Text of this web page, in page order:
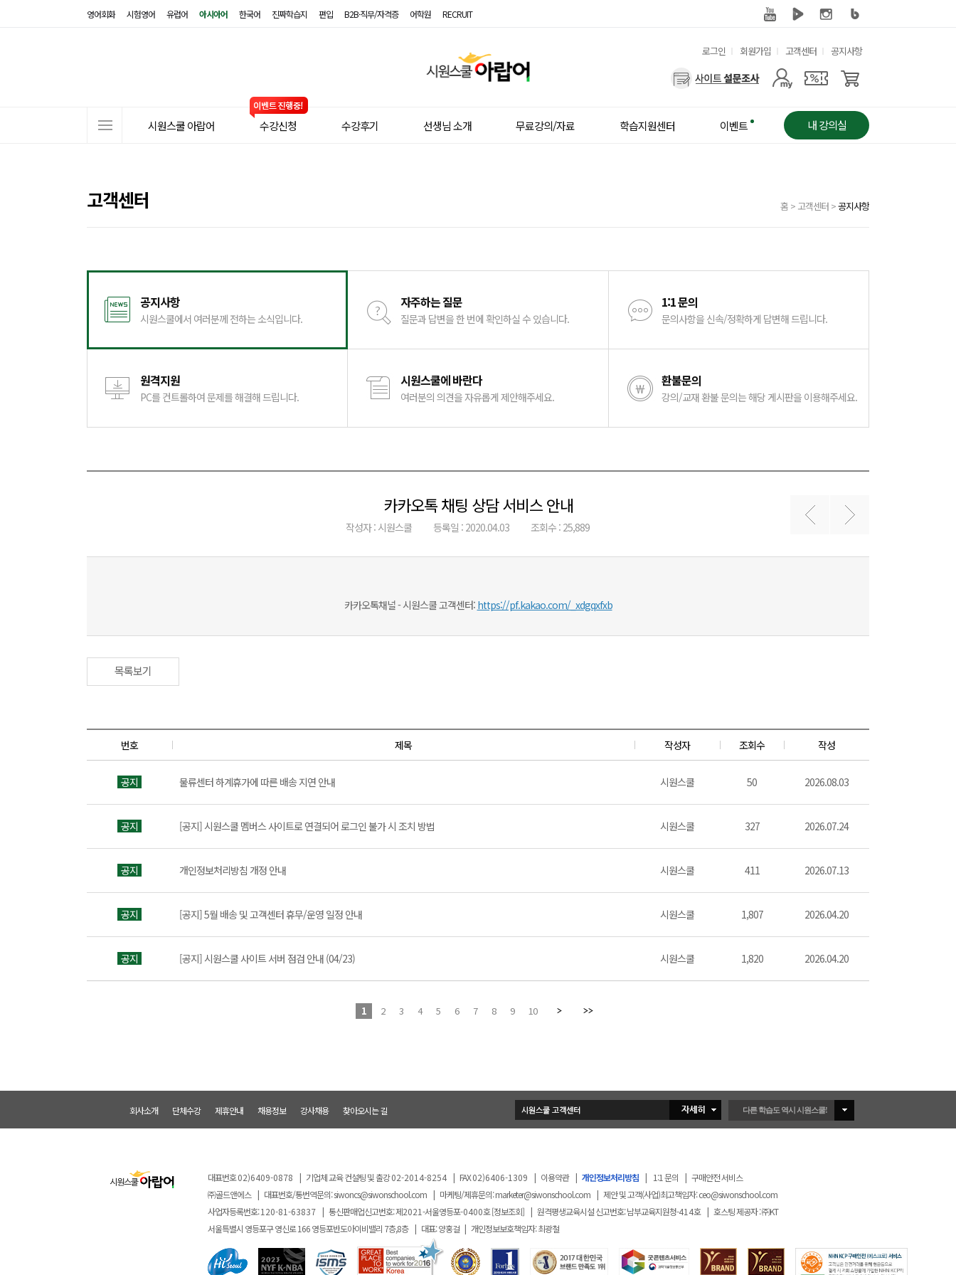
영어회화 시험영어 유럽어 아시아어 한국어 진짜학습지 편입 B2B·직무/자격증 어학원 RECRUIT
한
로그인 회원가입 고객센터
공지사항
사
용
뉴
시원스쿨 아랍어 수강신청 수강후기 선생님 소개 무료강의/자료 학습지원센터 이벤트 내 강의실
고객센터 홈 > 고객센터 >공지사항
공지사항
시원스쿨에서 여러분께 전하는 소식입니다.
자주하는 질문
질문과 답변을 한 번에 확인하실 수 있습니다.
1:1 문의
문의사항을 신속/정확하게 답변해 드립니다.
원격지원
PC를 컨트롤하여 문제를 해결해 드립니다.
시원스쿨에 바란다
여러분의 의견을 자유롭게 제안해주세요.
환불문의
강의/교재 환불 문의는 해당 게시판을 이용해주세요.
카카오톡 채팅 상담 서비스 안내
작성자 : 시원스쿨 등록일 : 2020.04.03 조회수 : 25,889
카카오톡채널 - 시원스쿨 고객센터: https://pf.kakao.com/_xdgqxfxb
목록보기
번호 제목 작성자 조회수 작성
공지 물류센터 하계휴가에 따른 배송 지연 안내 시원스쿨 50 2026.08.03
공지 [공지] 시원스쿨 멤버스 사이트로 연결되어 로그인 불가 시 조치 방법 시원스쿨 327 2026.07.24
공지 개인정보처리방침 개정 안내 시원스쿨 411 2026.07.13
공지 [공지] 5월 배송 및 고객센터 휴무/운영 일정 안내 시원스쿨 1,807 2026.04.20
공지 [공지] 시원스쿨 사이트 서버 점검 안내 (04/23) 시원스쿨 1,820 2026.04.20
1 2 3 4 5 6 7 8 9 10
회사소개 단체수강 제휴안내 채용정보 강사채용 찾아오시는 길 다른 학습도 역시 시원스쿨!
대표번호02)6409-0878 | 기업체 교육 컨설팅 및 출강02-2014-8254 | FAX02)6406-1309 | 이용약관 | 개인정보처리방침 | 1:1 문의 | 구매안전 서비스
㈜골드앤에스 | 대표번호/통번역문의:siwoncs@siwonschool.com | 마케팅/제휴문의:marketer@siwonschool.com | 제안 및 고객(사업)최고책임자:ceo@siwonschool.com
사업자등록번호:120-81-63837 | 통신판매업신고번호: 제2021-서울영등포-0400호[정보조회] | 원격평생교육시설 신고번호: 남부교육지원청-414호 | 호스팅 제공자 : ㈜KT
서울특별시 영등포구 영신로 166 영등포반도아이비밸리 7층,8층 | 대표: 양홍걸 | 개인정보보호책임자: 최광철